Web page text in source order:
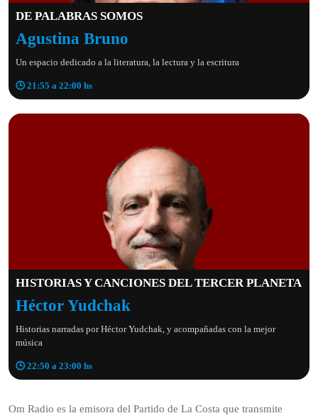
DE PALABRAS SOMOS
Agustina Bruno
Un espacio dedicado a la literatura, la lectura y la escritura
🕒 21:55 a 22:00 hs
HISTORIAS Y CANCIONES DEL TERCER PLANETA
Héctor Yudchak
Historias narradas por Héctor Yudchak, y acompañadas con la mejor
música
🕒 22:50 a 23:00 hs
Om Radio es la emisora del Partido de La Costa que transmite